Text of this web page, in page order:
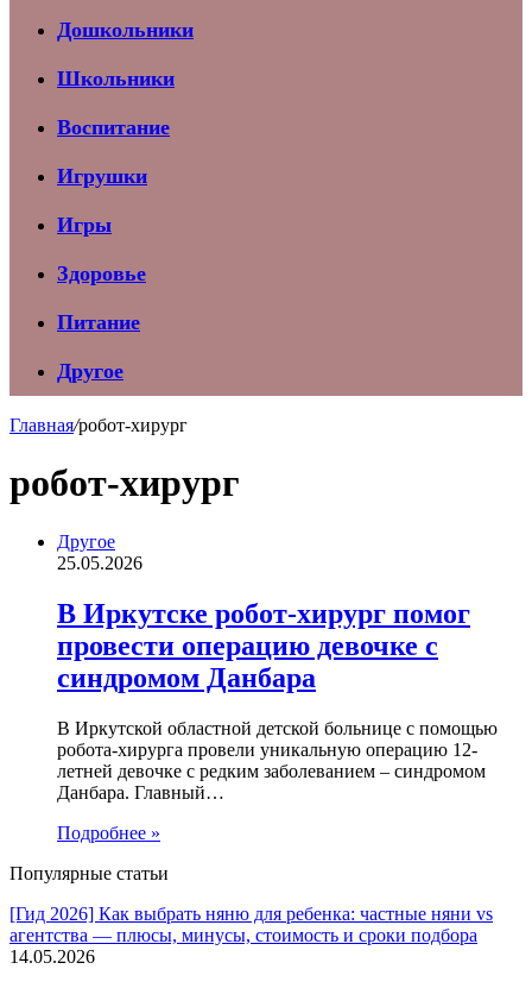
Дошкольники
Школьники
Воспитание
Игрушки
Игры
Здоровье
Питание
Другое
Главная/робот-хирург
робот-хирург
Другое
25.05.2026
В Иркутске робот-хирург помог
провести операцию девочке с
синдромом Данбара
В Иркутской областной детской больнице с помощью
робота-хирурга провели уникальную операцию 12-
летней девочке с редким заболеванием – синдромом
Данбара. Главный…
Подробнее »
Популярные статьи
[Гид 2026] Как выбрать няню для ребенка: частные няни vs
агентства — плюсы, минусы, стоимость и сроки подбора
14.05.2026